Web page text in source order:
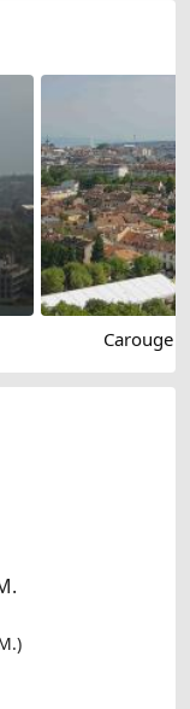
Carouge